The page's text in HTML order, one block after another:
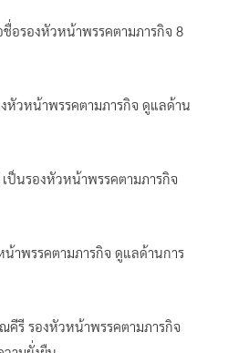
อรองหัวหน้าพรรคตามภารกิจ 8
หัวหน้าพรรคตามภารกิจ​ ดูแลด้าน
เป็นรองหัวหน้าพรรคตามภารกิจ
าพรรคตามภารกิจ ดูแลด้านการ
คีรี รองหัวหน้าพรรคตามภารกิจ